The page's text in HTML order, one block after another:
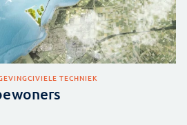
CIVIELE TECHNIEK